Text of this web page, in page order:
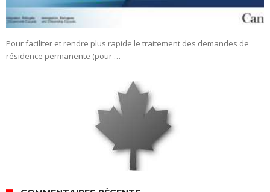
Pour faciliter et rendre plus rapide le traitement des demandes de
résidence permanente (pour …